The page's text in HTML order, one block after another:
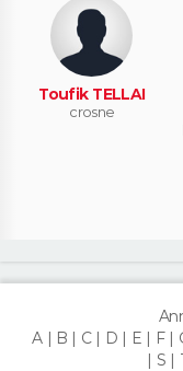
Toufik TELLAI
crosne
A
B C D E F
S